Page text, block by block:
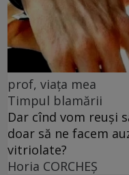
prof, viața mea
Timpul blamării
Dar cînd vom reuși
doar să ne facem
vitriolate?
Horia CORCHEŞ